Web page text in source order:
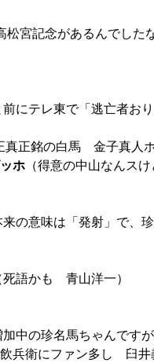
宮記念があるんでした
前にテレ東で「逃亡者お
真正銘の白馬 金子真人
ホ （得意の中山なんス
来の意味は「発射」で、
死語かも 青山洋一）
中の珍名馬ちゃんです
飲兵衛にファン多し 臼井